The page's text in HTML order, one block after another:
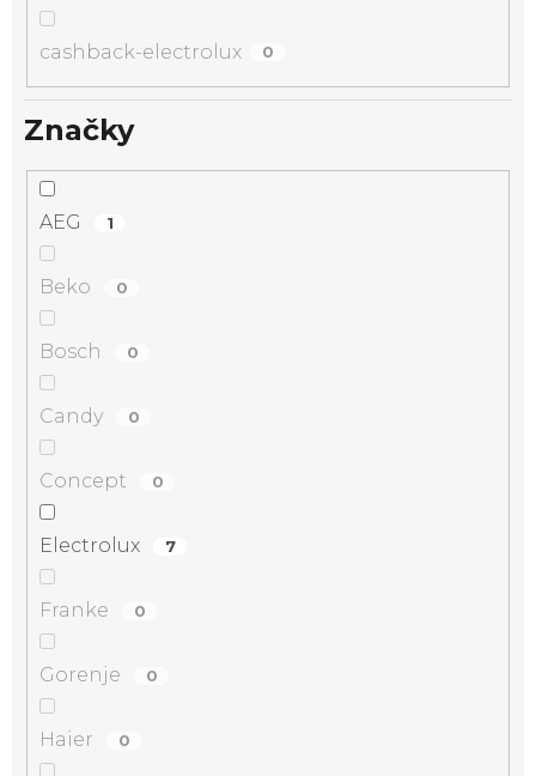
cashback-electrolux 0
Značky
AEG 1
Beko 0
Bosch 0
Candy 0
Concept 0
Electrolux 7
Franke 0
Gorenje 0
Haier 0